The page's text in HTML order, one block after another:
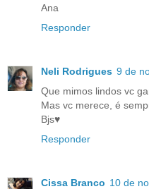
Ana
Responder
Neli Rodrigues 9 de
Que mimos lindos vc
Mas vc merece, é
Bjs♥
Responder
Cissa Branco 10 de